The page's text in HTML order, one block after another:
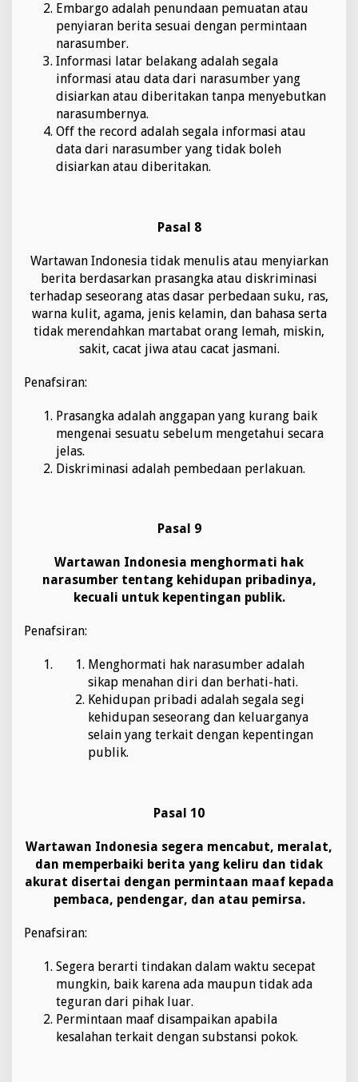
Embargo adalah penundaan pemuatan atau
penyiaran berita sesuai dengan permintaan
narasumber.
Informasi latar belakang adalah segala
informasi atau data dari narasumber yang
disiarkan atau diberitakan tanpa menyebutkan
narasumbernya.
Off the record adalah segala informasi atau
data dari narasumber yang tidak boleh
disiarkan atau diberitakan.
Pasal 8
Wartawan Indonesia tidak menulis atau menyiarkan
berita berdasarkan prasangka atau diskriminasi
terhadap seseorang atas dasar perbedaan suku, ras,
warna kulit, agama, jenis kelamin, dan bahasa serta
tidak merendahkan martabat orang lemah, miskin,
sakit, cacat jiwa atau cacat jasmani.
Penafsiran:
Prasangka adalah anggapan yang kurang baik
mengenai sesuatu sebelum mengetahui secara
jelas.
Diskriminasi adalah pembedaan perlakuan.
Pasal 9
Wartawan Indonesia menghormati hak
narasumber tentang kehidupan pribadinya,
kecuali untuk kepentingan publik.
Penafsiran:
Menghormati hak narasumber adalah
sikap menahan diri dan berhati-hati.
Kehidupan pribadi adalah segala segi
kehidupan seseorang dan keluarganya
selain yang terkait dengan kepentingan
publik.
Pasal 10
Wartawan Indonesia segera mencabut, meralat,
dan memperbaiki berita yang keliru dan tidak
akurat disertai dengan permintaan maaf kepada
pembaca, pendengar, dan atau pemirsa.
Penafsiran:
Segera berarti tindakan dalam waktu secepat
mungkin, baik karena ada maupun tidak ada
teguran dari pihak luar.
Permintaan maaf disampaikan apabila
kesalahan terkait dengan substansi pokok.